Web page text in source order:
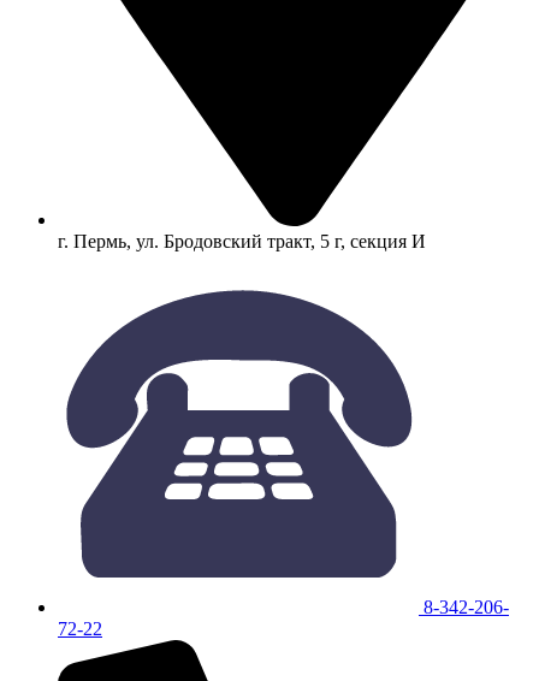
г. Пермь, ул. Бродовский тракт, 5 г, секция И
8-342-206-
72-22